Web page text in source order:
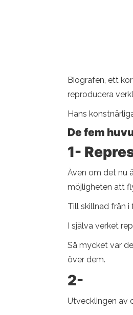
Biografen, ett
reproducera
Hans
De fem
1-
Även om det nu
möjligheten att
Till skillnad från
I själva verket
Så mycket var
över dem.
2-
Utvecklingen av